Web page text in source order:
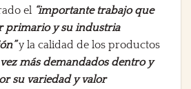
el “importante trabajo que
primario y su industria
y la calidad de los productos
vez más demandados dentro y
su variedad y valor